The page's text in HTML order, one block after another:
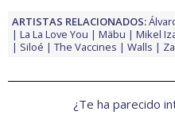
ARTISTAS RELACIONADOS:
La La Love You
Mäbu Mikel
Siloé
The Vaccines Walls
¿Te ha parecido